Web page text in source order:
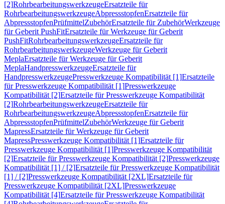
[2]RohrbearbeitungswerkzeugeErsatzteile für
RohrbearbeitungswerkzeugeAbpressstopfenErsatzteile für
AbpressstopfenPrüfmittelZubehörErsatzteile für ZubehörWerkzeuge
für Geberit PushFitErsatzteile für Werkzeuge für Geberit
PushFitRohrbearbeitungswerkzeugeErsatzteile für
RohrbearbeitungswerkzeugeWerkzeuge für Geberit
MeplaErsatzteile für Werkzeuge für Geberit
MeplaHandpresswerkzeugeErsatzteile für
HandpresswerkzeugePresswerkzeuge Kompatibilität [1]Ersatzteile
für Presswerkzeuge Kompatibilität [1]Presswerkzeuge
Kompatibilität [2]Ersatzteile für Presswerkzeuge Kompatibilität
[2]RohrbearbeitungswerkzeugeErsatzteile für
RohrbearbeitungswerkzeugeAbpressstopfenErsatzteile für
AbpressstopfenPrüfmittelZubehörWerkzeuge für Geberit
MapressErsatzteile für Werkzeuge für Geberit
MapressPresswerkzeuge Kompatibilität [1]Ersatzteile für
Presswerkzeuge Kompatibilität [1]Presswerkzeuge Kompatibilität
[2]Ersatzteile für Presswerkzeuge Kompatibilität [2]Presswerkzeuge
Kompatibilität [1] / [2]Ersatzteile für Presswerkzeuge Kompatibilität
[1] / [2]Presswerkzeuge Kompatibilität [2XL]Ersatzteile für
Presswerkzeuge Kompatibilität [2XL]Presswerkzeuge
Kompatibilität [4]Ersatzteile für Presswerkzeuge Kompatibilität